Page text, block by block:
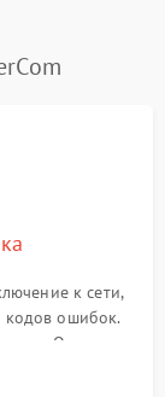
к сети,
кодов ошибок.
Оценка
без